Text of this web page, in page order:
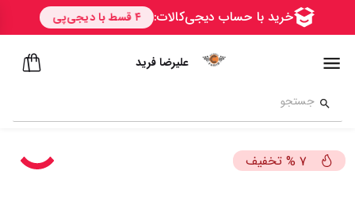
علیرضا فرید
7
% تخفیف